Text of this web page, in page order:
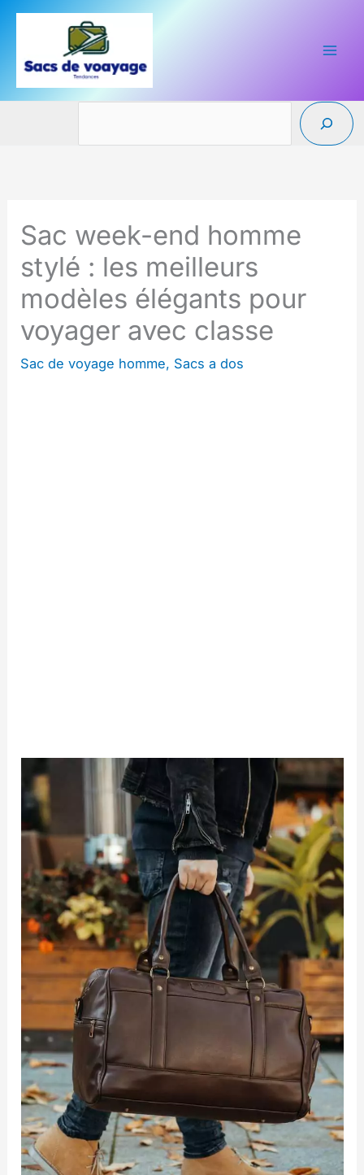
Aller
Sac week-end homme
stylé : les meilleurs
modèles élégants pour
voyager avec classe
Sac de voyage homme, Sacs a dos